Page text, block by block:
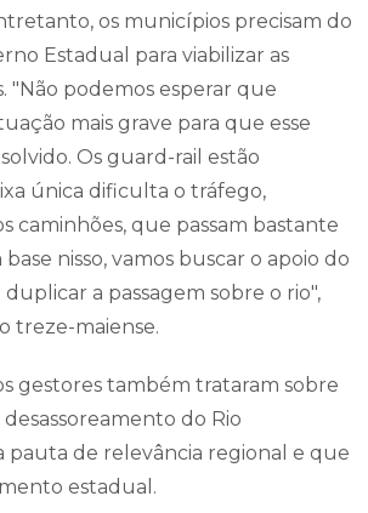
os municípios precisam do
Estadual para viabilizar as
"Não podemos esperar que
mais grave para que esse
Os guard-rail estão
única dificulta o tráfego,
caminhões, que passam bastante
nisso, vamos buscar o apoio do
a passagem sobre o rio",
treze-maiense.
gestores também trataram sobre
do Rio
pauta de relevância regional e que
estadual.